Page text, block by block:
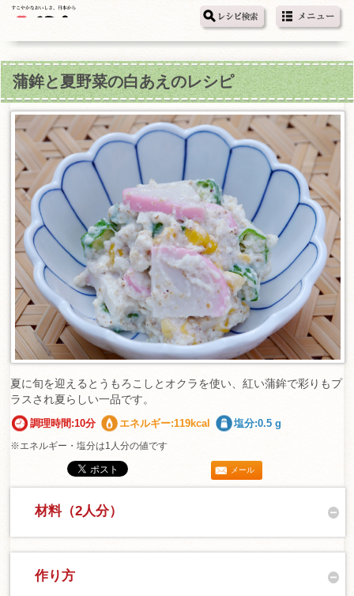
蒲鉾と夏野菜の白あえのレシピ
夏に旬を迎えるとうもろこしとオクラを使い、紅い蒲鉾で彩りもプ
ラスされ夏らしい一品です。
調理時間:10分 エネルギー:119kcal 塩分:0.5 g
※エネルギー・塩分は1人分の値です
メール
材料（2人分）
作り方